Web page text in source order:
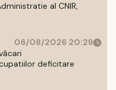
al CNIR,
06/08/2026 20:29
deficitare